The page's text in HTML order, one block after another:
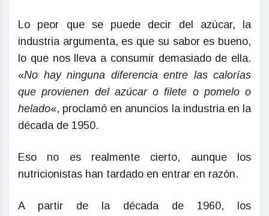
Lo peor que se puede decir del azúcar, la
industria argumenta, es que su sabor es bueno,
lo que nos lleva a consumir demasiado de ella.
«No hay ninguna diferencia entre las calorías
que provienen del azúcar o filete o pomelo o
helado«, proclamó en anuncios la industria en la
década de 1950.
Eso no es realmente cierto, aunque los
nutricionistas han tardado en entrar en razón.
A partir de la década de 1960, los